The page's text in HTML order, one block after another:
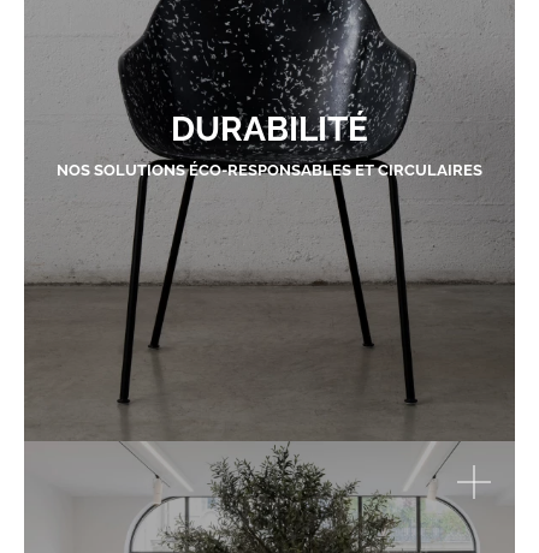
DURABILITÉ
NOS SOLUTIONS ÉCO-RESPONSABLES ET CIRCULAIRES